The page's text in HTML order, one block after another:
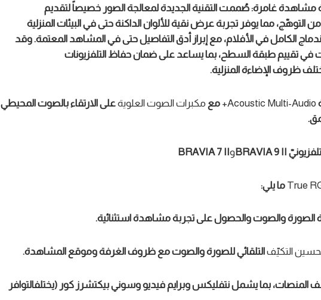
مشاهدة غامرة:صُممتالتقنيةالجديدةلمعالجة الصور خصيصاًلتقديم
من التوهّج، مما يوفر تجربة عرض نقية للألوان الداكنة حتى في البيئاتالمنزلية
الكامل في الأفلام، مع إبراز أدق التفاصيل حتى في المشاهد المعتمة. وقد
في تقييم طبقة السطح، بما يساعد على ضمان حفاظ التلفزيونات
ظروف الإضاءة المنزلية.
Acoustic Multi-Audio+ مع مكبرات الصوت العلويةعلى الارتقاء بالصوت المحيطي
تلفزيونيّ BRAVIA 9 IIو BRAVIA7 II
True ما يلي:
الصورة والصوتوالحصول على تجربة مشاهدة استثنائية.
التكيّفالتلقائي للصورة والصوتمع ظروف الغرفة وموقع المشاهدة.
المنصات، بما يشملنتفليكسوبرايم فيديو وسوني بيكتشرز كور (يختلفالتوافر